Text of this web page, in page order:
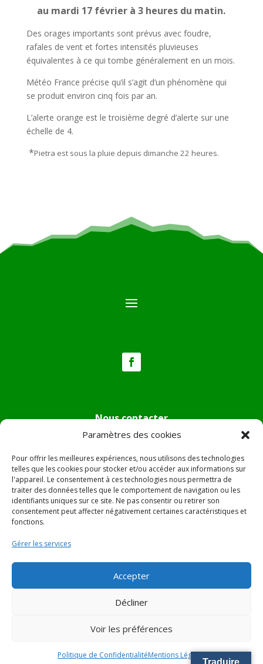
Paramètres des cookies
Pour offrir les meilleures expériences, nous utilisons des technologies
telles que les cookies pour stocker et/ou accéder aux informations sur
l'appareil. Le consentement à ces technologies nous permettra de
traiter des données telles que le comportement de navigation ou les
identifiants uniques sur ce site. Ne pas consentir ou retirer son
consentement peut affecter négativement certaines caractéristiques et
fonctions.
Gérer les services
Accepter
Décliner
Voir les préférences
Politique de ConfidentialitéMentions Légales
au mardi 17 février à 3 heures du matin.
Des orages importants sont prévus avec foudre,
rafales de vent et fortes intensités pluvieuses
équivalentes à ce qui tombe généralement en un mois.
Météo France précise qu’il s’agit d’un phénomène qui
se produit environ cinq fois par an.
L’alerte orange est le troisième degré d’alerte sur une
échelle de 4.
*Pietra est sous la pluie depuis dimanche 22 heures.
Nous contacter
Tél :04.95.36.24.02
Mail:
mairie.pietradiverde@wanadoo.fr
Adresse :Hôtel de ville de Pietra di Verde
Le village
20230 Pietra di Verde
© 2022 Mairie de Pietra Di Verde – Réalisation
Traduire